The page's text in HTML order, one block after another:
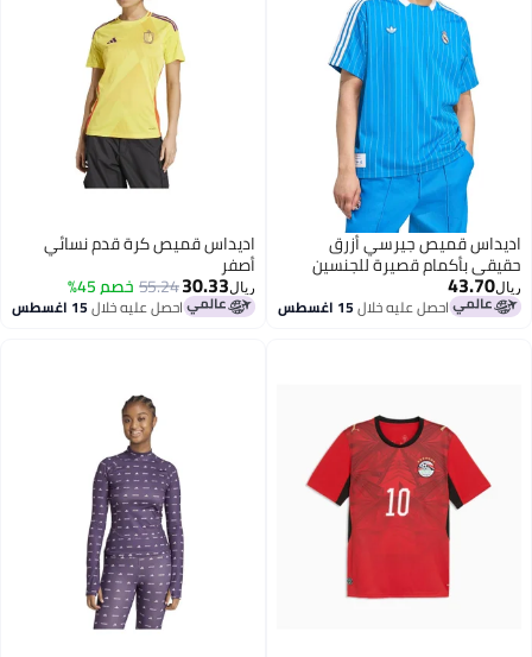
اديداس قميص جيرسي أزرق
حقيقي بأكمام قصيرة للجنسين
ريال43.70
احصل عليه خلال15 اغسطس
اديداس قميص كرة قدم نسائي
أصفر
ريال30.33
55.24خصم 45%
احصل عليه خلال15 اغسطس